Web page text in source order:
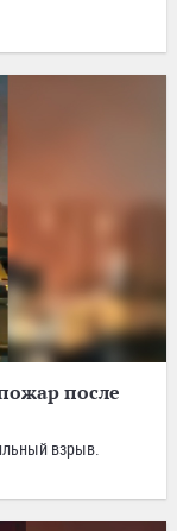
после
взрыв.